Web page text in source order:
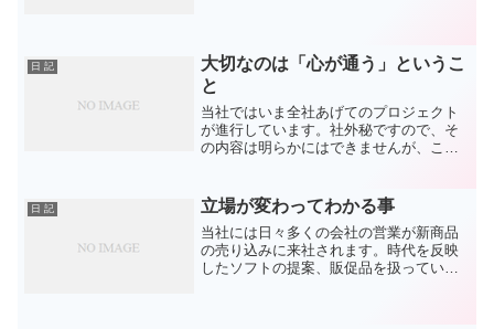
思います。消費増税の意見...
日 記
大切なのは「心が通う」というこ
と
当社ではいま全社あげてのプロジェクト
が進行しています。社外秘ですので、そ
の内容は明らかにはできませんが、この
用の「フェイスブックページ」を作成
し、そこに社員が書き込め...
日 記 立場が変わってわかる事
当社には日々多くの会社の営業が新商品
の売り込みに来社されます。時代を反映
したソフトの提案、販促品を扱っている